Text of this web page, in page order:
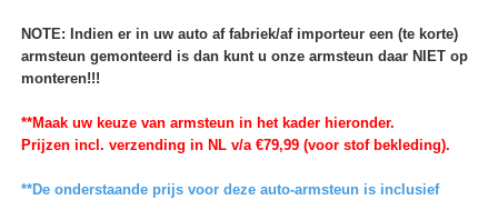
NOTE: Indien er in uw auto af fabriek/af importeur een (te korte)
armsteun gemonteerd is dan kunt u onze armsteun daar NIET op
monteren!!!
**Maak uw keuze van armsteun in het kader hieronder.
Prijzen incl. verzending in NL v/a €79,99 (voor stof bekleding).
**De onderstaande prijs voor deze auto-armsteun is inclusief